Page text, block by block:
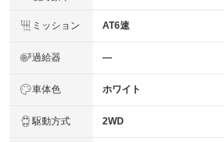
ミッション AT6速
過給器 ―
車体色 ホワイト
駆動方式 2WD